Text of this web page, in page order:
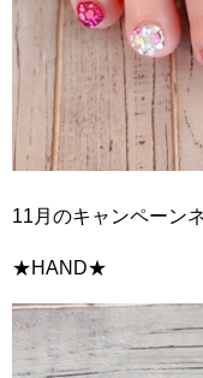
11月のキャンペーン
★HAND★